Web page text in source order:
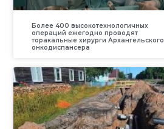
Более 400 высокотехнологичных
операций ежегодно проводят
торакальные хирурги Архангельского
онкодиспансера